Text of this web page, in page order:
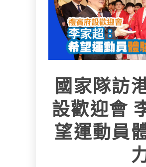
國家隊訪
設歡迎會
望運動員